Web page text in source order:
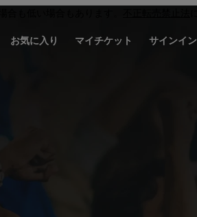
お気に入り マイチケット サインイン